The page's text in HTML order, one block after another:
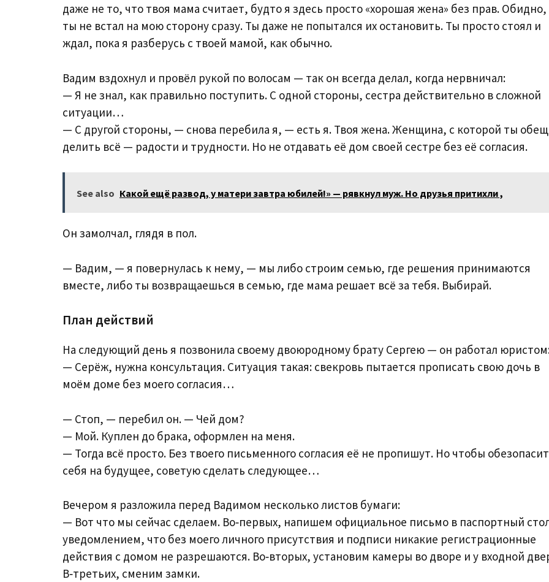
даже не то, что твоя мама считает, будто я здесь просто «хорошая жена» без прав. Обидно,
ты не встал на мою сторону сразу. Ты даже не попытался их остановить. Ты просто стоял и
ждал, пока я разберусь с твоей мамой, как обычно.
Вадим вздохнул и провёл рукой по волосам — так он всегда делал, когда нервничал:
— Я не знал, как правильно поступить. С одной стороны, сестра действительно в сложной
ситуации…
— С другой стороны, — снова перебила я, — есть я. Твоя жена. Женщина, с которой ты
делить всё — радости и трудности. Но не отдавать её дом своей сестре без её согласия.
See also Какой ещё развод, у матери завтра юбилей!» — рявкнул муж. Но друзья притихли ,
Он замолчал, глядя в пол.
— Вадим, — я повернулась к нему, — мы либо строим семью, где решения принимаются
вместе, либо ты возвращаешься в семью, где мама решает всё за тебя. Выбирай.
План действий
На следующий день я позвонила своему двоюродному брату Сергею — он работал
— Серёж, нужна консультация. Ситуация такая: свекровь пытается прописать свою дочь в
моём доме без моего согласия…
— Стоп, — перебил он. — Чей дом?
— Мой. Куплен до брака, оформлен на меня.
— Тогда всё просто. Без твоего письменного согласия её не пропишут. Но чтобы
себя на будущее, советую сделать следующее…
Вечером я разложила перед Вадимом несколько листов бумаги:
— Вот что мы сейчас сделаем. Во‑первых, напишем официальное письмо в паспортный
уведомлением, что без моего личного присутствия и подписи никакие регистрационные
действия с домом не разрешаются. Во‑вторых, установим камеры во дворе и у входной
В‑третьих, сменим замки.